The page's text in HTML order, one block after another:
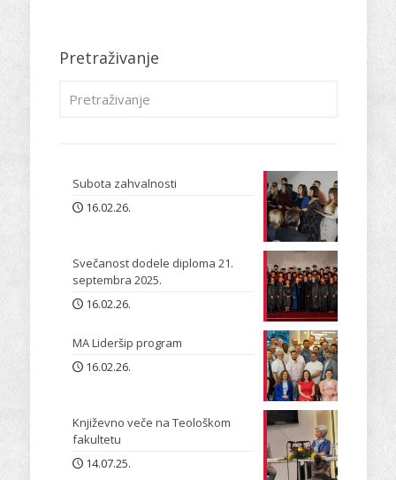
Pretraživanje
Subota zahvalnosti
16.02.26.
Svečanost dodele diploma 21.
septembra 2025.
16.02.26.
MA Lideršip program
16.02.26.
Književno veče na Teološkom
fakultetu
14.07.25.